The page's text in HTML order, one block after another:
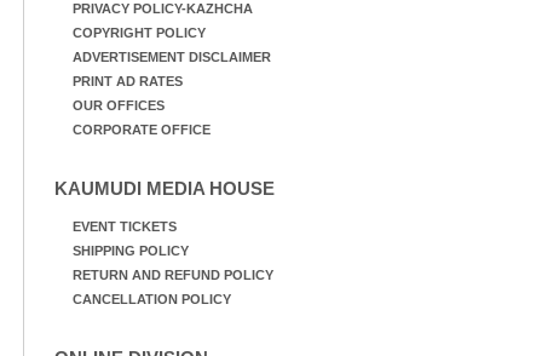
PRIVACY POLICY-KAZHCHA
COPYRIGHT POLICY
ADVERTISEMENT DISCLAIMER
PRINT AD RATES
OUR OFFICES
CORPORATE OFFICE
KAUMUDI MEDIA HOUSE
EVENT TICKETS
SHIPPING POLICY
RETURN AND REFUND POLICY
CANCELLATION POLICY